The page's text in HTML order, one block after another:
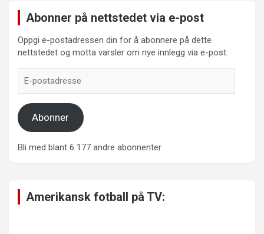
Abonner på nettstedet via e-post
Oppgi e-postadressen din for å abonnere på dette
nettstedet og motta varsler om nye innlegg via e-post.
postadresse
Abonner
Bli med blant 6 177 andre abonnenter
Amerikansk fotball på TV: